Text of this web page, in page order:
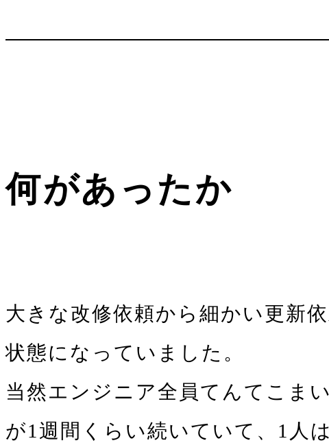
何があったか
大きな改修依頼から細かい更新
状態になっていました。
当然エンジニア全員てんてこま
が1週間くらい続いていて、1人